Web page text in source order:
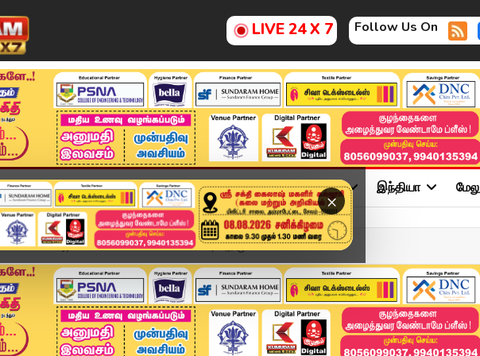
LIVE 24 X 7 Follow Us On
×
அண்மை தமிழ்நாடு சினிமா அரசியல் விளையாட்டு இந்தியா
AIADMK Rajya Sabha MP Candidate List | அதிமுக ம...